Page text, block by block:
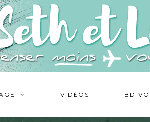
VIDÉOS BD